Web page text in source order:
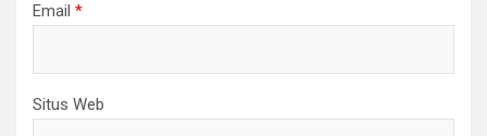
Email *
Situs Web